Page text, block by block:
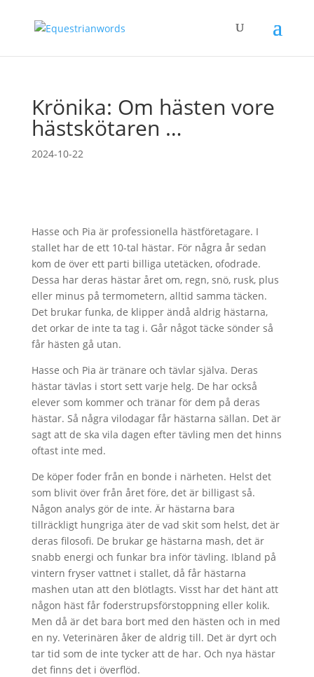
Krönika: Om hästen vore
hästskötaren …
2024-10-22
Hasse och Pia är professionella hästföretagare. I
stallet har de ett 10-tal hästar. För några år sedan
kom de över ett parti billiga utetäcken, ofodrade.
Dessa har deras hästar året om, regn, snö, rusk, plus
eller minus på termometern, alltid samma täcken.
Det brukar funka, de klipper ändå aldrig hästarna,
det orkar de inte ta tag i. Går något täcke sönder så
får hästen gå utan.
Hasse och Pia är tränare och tävlar själva. Deras
hästar tävlas i stort sett varje helg. De har också
elever som kommer och tränar för dem på deras
hästar. Så några vilodagar får hästarna sällan. Det är
sagt att de ska vila dagen efter tävling men det hinns
oftast inte med.
De köper foder från en bonde i närheten. Helst det
som blivit över från året före, det är billigast så.
Någon analys gör de inte. Är hästarna bara
tillräckligt hungriga äter de vad skit som helst, det är
deras filosofi. De brukar ge hästarna mash, det är
snabb energi och funkar bra inför tävling. Ibland på
vintern fryser vattnet i stallet, då får hästarna
mashen utan att den blötlagts. Visst har det hänt att
någon häst får foderstrupsförstoppning eller kolik.
Men då är det bara bort med den hästen och in med
en ny. Veterinären åker de aldrig till. Det är dyrt och
tar tid som de inte tycker att de har. Och nya hästar
det finns det i överflöd.